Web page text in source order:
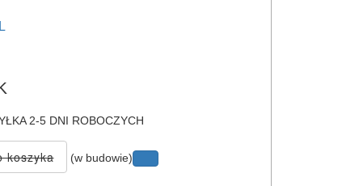
2-5 DNI ROBOCZYCH
(w budowie)